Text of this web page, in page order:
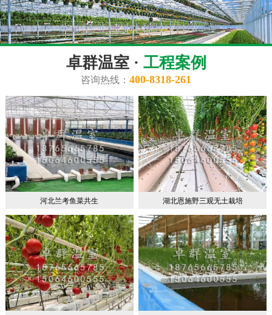
卓群温室 · 工程案例
咨询热线： 400-8318-261
河北兰考鱼菜共生 湖北恩施野三观无土栽培